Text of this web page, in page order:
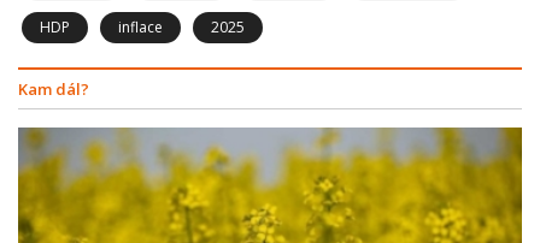
HDP inflace 2025
Kam dál?